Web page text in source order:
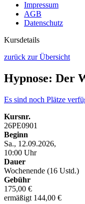
Impressum
AGB
Datenschutz
Kursdetails
zurück zur Übersicht
Hypnose: Der
Es sind noch Plätze
Kursnr.
26PE0901
Beginn
Sa., 12.09.2026,
10:00 Uhr
Dauer
Wochenende (16 Ustd.)
Gebühr
175,00 €
ermäßigt 144,00 €